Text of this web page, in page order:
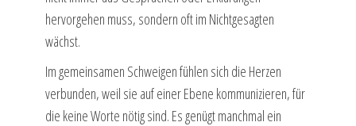
hervorgehen muss, sondern oft im Nichtgesagten
wächst.
Im gemeinsamen Schweigen fühlen sich die Herzen
verbunden, weil sie auf einer Ebene kommunizieren, für
die keine Worte nötig sind. Es genügt manchmal ein